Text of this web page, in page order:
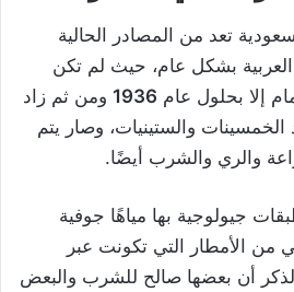
تعد من المصادر الحالية
بشكل عام، حيث لم تكن
إلا بحلول عام 1936 ومن ثم زاد
الخمسينات والستينيات، وصار يتم
والري والشرب أيضًا.
جيولوجية بها مياهًا جوفية
من الأمطار التي تكونت عبر
أن بعضها صالح للشرب والبعض